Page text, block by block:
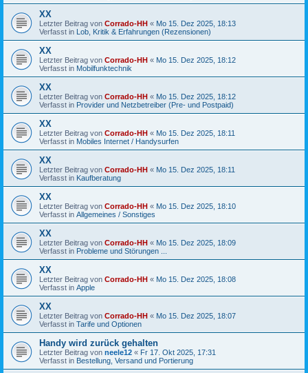
XX
Letzter Beitrag von Corrado-HH « Mo 15. Dez 2025, 18:13
Verfasst in Lob, Kritik & Erfahrungen (Rezensionen)
XX
Letzter Beitrag von Corrado-HH « Mo 15. Dez 2025, 18:12
Verfasst in Mobilfunktechnik
XX
Letzter Beitrag von Corrado-HH « Mo 15. Dez 2025, 18:12
Verfasst in Provider und Netzbetreiber (Pre- und Postpaid)
XX
Letzter Beitrag von Corrado-HH « Mo 15. Dez 2025, 18:11
Verfasst in Mobiles Internet / Handysurfen
XX
Letzter Beitrag von Corrado-HH « Mo 15. Dez 2025, 18:11
Verfasst in Kaufberatung
XX
Letzter Beitrag von Corrado-HH « Mo 15. Dez 2025, 18:10
Verfasst in Allgemeines / Sonstiges
XX
Letzter Beitrag von Corrado-HH « Mo 15. Dez 2025, 18:09
Verfasst in Probleme und Störungen ...
XX
Letzter Beitrag von Corrado-HH « Mo 15. Dez 2025, 18:08
Verfasst in Apple
XX
Letzter Beitrag von Corrado-HH « Mo 15. Dez 2025, 18:07
Verfasst in Tarife und Optionen
Handy wird zurück gehalten
Letzter Beitrag von neele12 « Fr 17. Okt 2025, 17:31
Verfasst in Bestellung, Versand und Portierung